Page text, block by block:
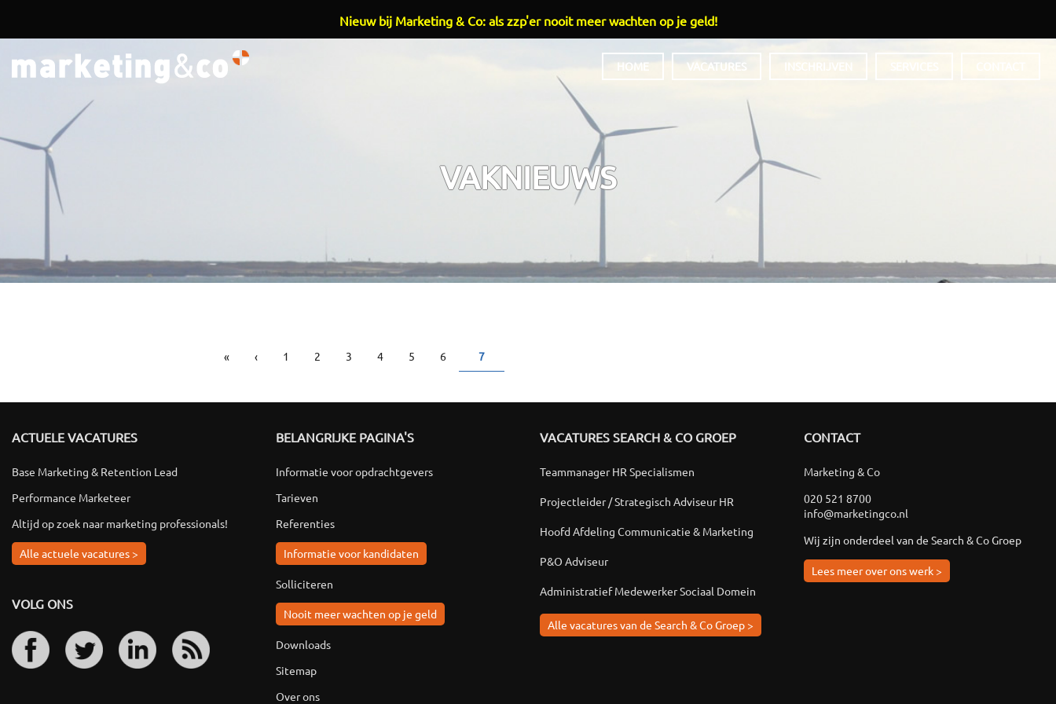
Overslaan en naar de inhoud gaan
HOME VACATURES INSCHRIJVEN
VAKNIEUWS
« ‹ 1 2 3 4 5 6 7
ACTUELE VACATURES
Base Marketing & Retention Lead
Performance Marketeer
Altijd op zoek naar marketing professionals!
Alle actuele vacatures >
VOLG ONS
BELANGRIJKE PAGINA'S
Informatie voor opdrachtgevers
Tarieven
Referenties
Informatie voor kandidaten
Solliciteren
Nooit meer wachten op je geld
Downloads
Sitemap
Over ons
VACATURES SEARCH & CO GROEP
Teammanager HR Specialismen
Projectleider / Strategisch Adviseur HR
Hoofd Afdeling Communicatie & Marketing
P&O Adviseur
Administratief Medewerker Sociaal Domein
Alle vacatures van de Search & Co Groep >
CONTACT
Marketing & Co
020 521 8700
info@marketingco.nl
Wij zijn onderdeel van de Search & Co Groep
Lees meer over ons werk >
Nieuw bij Marketing & Co: als zzp'er nooit meer wachten op je geld!